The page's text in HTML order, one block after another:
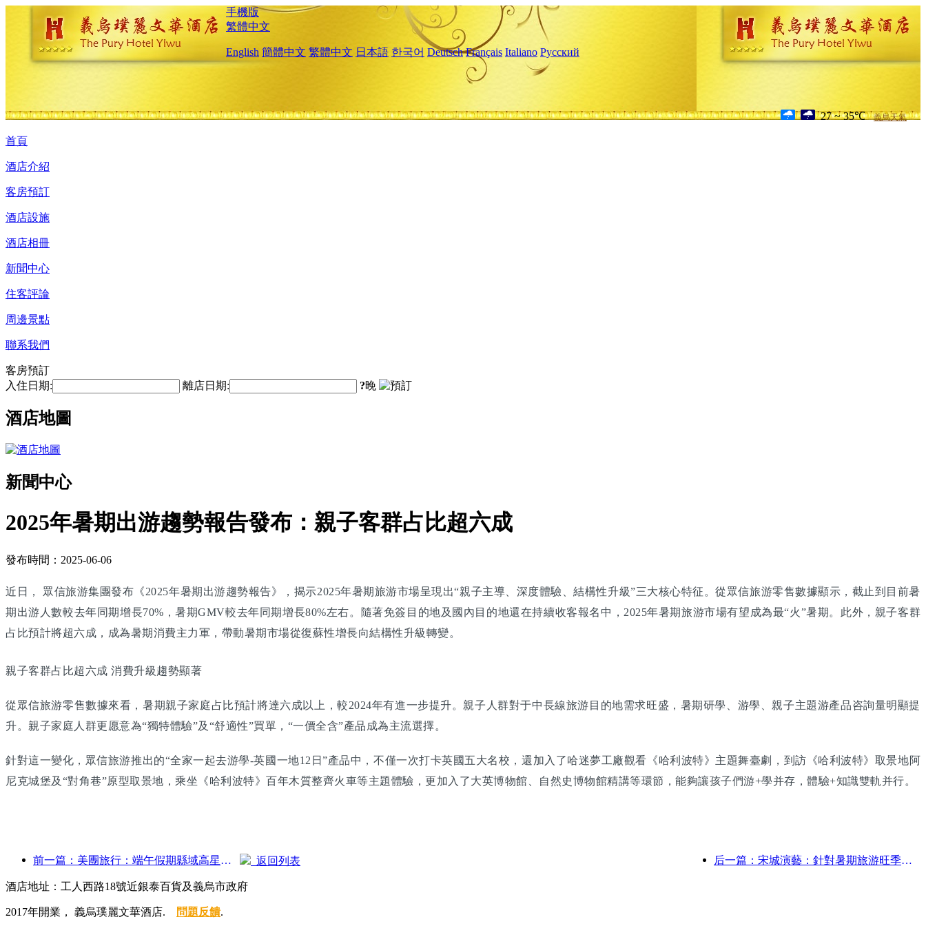
手機版
繁體中文
English 簡體中文 繁體中文 日本語 한국어 Deutsch Français Italiano Русский
27 ~ 35℃ 義烏天氣
首頁
酒店介紹
客房預訂
酒店設施
酒店相冊
新聞中心
住客評論
周邊景點
聯系我們
客房預訂
入住日期:
離店日期: ?晚
酒店地圖
新聞中心
2025年暑期出游趨勢報告發布：親子客群占比超六成
發布時間：2025-06-06
近日， 眾信旅游集團發布《2025年暑期出游趨勢報告》，揭示2025年暑期旅游市場呈現出“親子主導、深度體驗、結構性升級”三大核心特征。從眾信旅游零售數據顯示，截止到目前暑
期出游人數較去年同期增長70%，暑期GMV較去年同期增長80%左右。隨著免簽目的地及國內目的地還在持續收客報名中，2025年暑期旅游市場有望成為最“火”暑期。此外，親子客群
占比預計將超六成，成為暑期消費主力軍，帶動暑期市場從復蘇性增長向結構性升級轉變。
親子客群占比超六成 消費升級趨勢顯著
從眾信旅游零售數據來看，暑期親子家庭占比預計將達六成以上，較2024年有進一步提升。親子人群對于中長線旅游目的地需求旺盛，暑期研學、游學、親子主題游產品咨詢量明顯提
升。親子家庭人群更愿意為“獨特體驗”及“舒適性”買單，“一價全含”產品成為主流選擇。
針對這一變化，眾信旅游推出的“全家一起去游學-英國一地12日”產品中，不僅一次打卡英國五大名校，還加入了哈迷夢工廠觀看《哈利波特》主題舞臺劇，到訪《哈利波特》取景地阿
尼克城堡及“對角巷”原型取景地，乘坐《哈利波特》百年木質整齊火車等主題體驗，更加入了大英博物館、自然史博物館精講等環節，能夠讓孩子們游+學并存，體驗+知識雙軌并行。
前一篇：美團旅行：端午假期縣域高星酒店預訂火熱，親子家庭成主力 后一篇：宋城演藝：針對暑期旅游旺季將做好市場和活動內容雙端準備
返回列表
酒店地址：工人西路18號近銀泰百貨及義烏市政府
2017年開業， 義烏璞麗文華酒店. 問題反饋.